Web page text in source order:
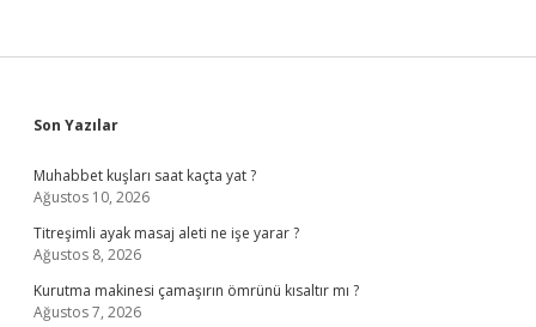
Sidebar
Son Yazılar
Muhabbet kuşları saat kaçta yat ?
Ağustos 10, 2026
Titreşimli ayak masaj aleti ne işe yarar ?
Ağustos 8, 2026
Kurutma makinesi çamaşırın ömrünü kısaltır mı ?
Ağustos 7, 2026